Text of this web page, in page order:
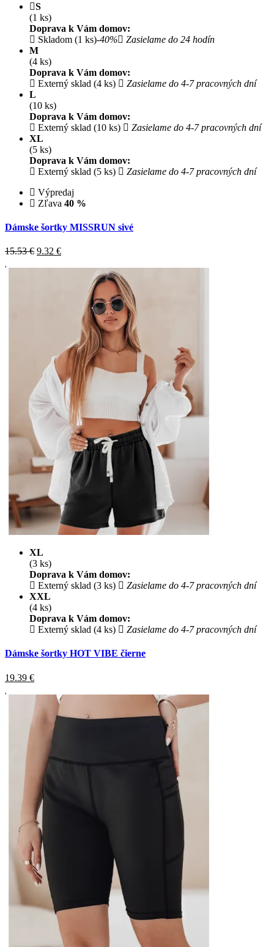
S
(1 ks)
Doprava k Vám domov:
Skladom (1 ks)-40%
Zasielame do 24 hodín
M
(4 ks)
Doprava k Vám domov:
Externý sklad (4 ks)
Zasielame do 4-7 pracovných dní
L
(10 ks)
Doprava k Vám domov:
Externý sklad (10 ks)
Zasielame do 4-7 pracovných dní
XL
(5 ks)
Doprava k Vám domov:
Externý sklad (5 ks)
Zasielame do 4-7 pracovných dní
Výpredaj
Zľava 40 %
Dámske šortky MISSRUN sivé
15.53 € 9.32 €
XL
(3 ks)
Doprava k Vám domov:
Externý sklad (3 ks)
Zasielame do 4-7 pracovných dní
XXL
(4 ks)
Doprava k Vám domov:
Externý sklad (4 ks)
Zasielame do 4-7 pracovných dní
Dámske šortky HOT VIBE čierne
19.39 €